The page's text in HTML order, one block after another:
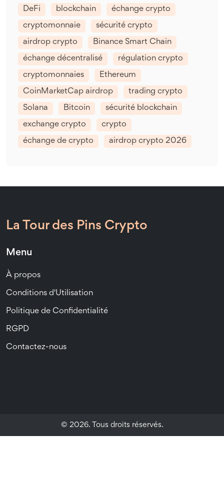
DeFi blockchain échange crypto
cryptomonnaie sécurité crypto
airdrop crypto Binance Smart Chain
échange décentralisé régulation crypto
cryptomonnaies Ethereum
CoinMarketCap airdrop trading crypto
Solana Bitcoin sécurité blockchain
exchange crypto crypto
échange de crypto airdrop crypto 2026
La Tour des Pins Crypto
Menu
À propos
Conditions d'Utilisation
Politique de Confidentialité
RGPD
Contactez-nous
© 2026. Tous droits réservés.